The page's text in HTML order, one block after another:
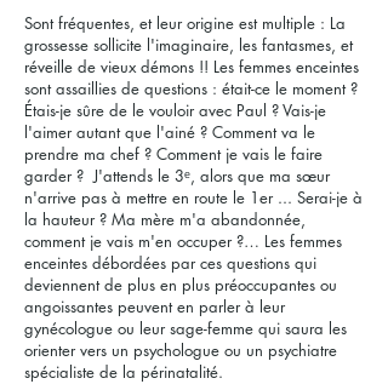
Sont fréquentes, et leur origine est multiple : La
grossesse sollicite l'imaginaire, les fantasmes, et
réveille de vieux démons !! Les femmes enceintes
sont assaillies de questions : était-ce le moment ?
Étais-je sûre de le vouloir avec Paul ? Vais-je
l'aimer autant que l'ainé ? Comment va le
prendre ma chef ? Comment je vais le faire
garder ? J'attends le 3ᵉ, alors que ma sœur
n'arrive pas à mettre en route le 1er ... Serai-je à
la hauteur ? Ma mère m'a abandonnée,
comment je vais m'en occuper ?… Les femmes
enceintes débordées par ces questions qui
deviennent de plus en plus préoccupantes ou
angoissantes peuvent en parler à leur
gynécologue ou leur sage-femme qui saura les
orienter vers un psychologue ou un psychiatre
spécialiste de la périnatalité.